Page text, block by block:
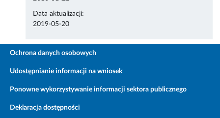
Data aktualizacji:
2019-05-20
Ochrona danych osobowych
Udostępnianie informacji na wniosek
Ponowne wykorzystywanie informacji sektora publicznego
Deklaracja dostępności